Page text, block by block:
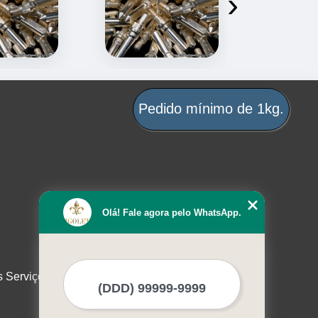
Serviços
Olá! Fale agora pelo WhatsApp.
Pedido mínimo de 1kg.